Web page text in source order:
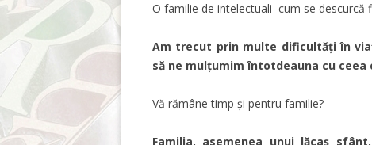
O familie de intelectuali cum se descurcă
Am trecut prin multe dificultăți în
să ne mulțumim întotdeauna cu ceea
Vă rămâne timp și pentru familie?
Familia, asemenea unui lăcaș